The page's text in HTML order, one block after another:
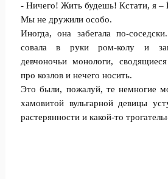
- Ничего! Жить будешь! Кстати, я –
Мы не дружили особо.
Иногда, она забегала по-
совала в руки ром-колу и
девчоночьи монологи,
про козлов и нечего носить.
Это были, пожалуй, те немногие
хамовитой вульгарной девицы
растерянности и какой-то